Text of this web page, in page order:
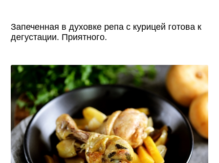
Запеченная в духовке репа с курицей готова к
дегустации. Приятного.